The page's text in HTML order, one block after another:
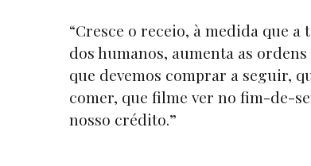
“Cresce o receio, à medida que
dos humanos, aumenta as
que devemos comprar a seguir,
comer, que filme ver no fim-de-
nosso crédito.”